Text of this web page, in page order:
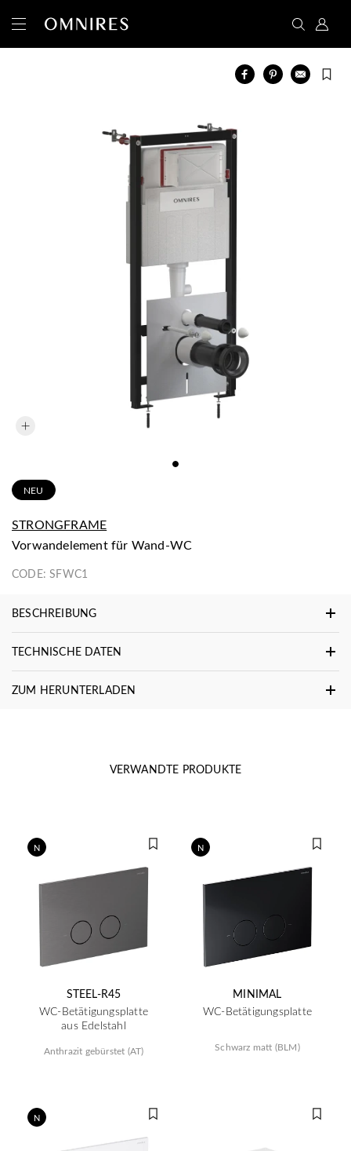
NEU
STRONGFRAME
Vorwandelement für Wand-WC
CODE:SFWC1
BESCHREIBUNG
TECHNISCHE DATEN
ZUM HERUNTERLADEN
VERWANDTE PRODUKTE
N
STEEL-R45
WC-Betätigungsplatte
aus Edelstahl
Anthrazit gebürstet (AT)
N
MINIMAL
WC-Betätigungsplatte
Schwarz matt (BLM)
N